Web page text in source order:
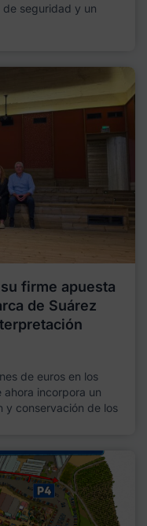
seguridad y un
firme apuesta
de Suárez
de euros en los
ahora incorpora un
y conservación de los